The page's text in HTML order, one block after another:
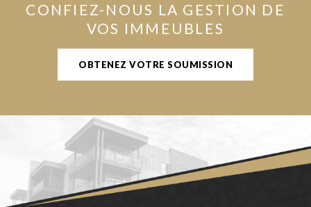
CONFIEZ-NOUS LA GESTION DE
VOS IMMEUBLES
OBTENEZ VOTRE SOUMISSION